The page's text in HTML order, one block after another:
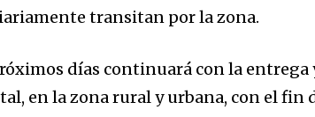
transitan por la zona.
días continuará con la
en la zona rural y urbana, con el fin